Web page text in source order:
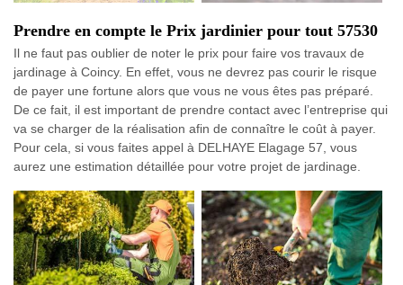
Prendre en compte le Prix jardinier pour tout 57530
Il ne faut pas oublier de noter le prix pour faire vos travaux de
jardinage à Coincy. En effet, vous ne devrez pas courir le risque
de payer une fortune alors que vous ne vous êtes pas préparé.
De ce fait, il est important de prendre contact avec l’entreprise qui
va se charger de la réalisation afin de connaître le coût à payer.
Pour cela, si vous faites appel à DELHAYE Elagage 57, vous
aurez une estimation détaillée pour votre projet de jardinage.